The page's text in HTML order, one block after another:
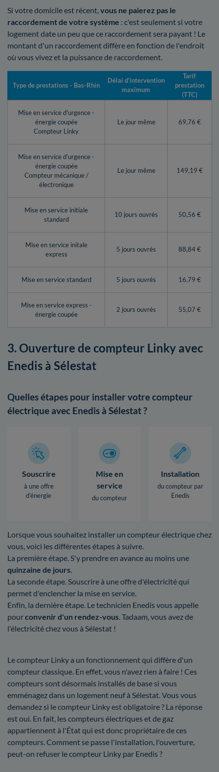
Si votre domicile est récent,vous ne paierez pas le
raccordement de votre système : c'est seulement si votre
logement date un peu que ce raccordement sera payant ! Le
montant d'un raccordement diffère en fonction de l'endroit
où vous vivez et la puissance de raccordement.
Type de prestations - Bas-Rhin
Délai d’intervention
maximum
Tarif
prestation
(TTC)
Mise en service d'urgence -
énergie coupée
Compteur Linky
Le jour même 69,76 €
Mise en service d’urgence -
énergie coupée
Compteur mécanique /
électronique
Le jour même 149,19 €
Mise en service initiale
standard
10 jours ouvrés 50,56 €
Mise en service initale
express
5 jours ouvrés 88,84 €
Mise en service standard 5 jours ouvrés 16,79 €
Mise en service express -
énergie coupée
2 jours ouvrés 55,07 €
3. Ouverture de compteur Linky avec
Enedis à Sélestat
Quelles étapes pour installer votre compteur
électrique avec Enedis à Sélestat ?
Souscrire
à une offre
d’énergie
Mise en
service
du compteur
Installation
du compteur par
Enedis
Lorsque vous souhaitez installer un compteur électrique chez
vous, voici les différentes étapes à suivre.
La première étape. S'y prendre en avance au moins une
quinzaine de jours.
La seconde étape. Souscrire à une offre d'électricité qui
permet d'enclencher la mise en service.
Enfin, la dernière étape. Le technicien Enedis vous appelle
pourconvenir d'un rendez-vous. Tadaam, vous avez de
l'électricité chez vous à Sélestat !
Le compteur Linky a un fonctionnement qui diffère d'un
compteur classique. En effet, vous n'avez rien à faire ! Ces
compteurs sont désormais installés de base si vous
emménagez dans un logement neuf à Sélestat. Vous vous
demandez si le compteur Linky est obligatoire ? La réponse
est oui. En fait, les compteurs électriques et de gaz
appartiennent à l'État qui est donc propriétaire de ces
compteurs. Comment se passe l'installation, l'ouverture,
peut-on refuser le compteur Linky par Enedis ?